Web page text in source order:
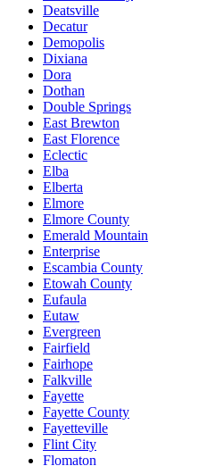
Deatsville
Decatur
Demopolis
Dixiana
Dora
Dothan
Double Springs
East Brewton
East Florence
Eclectic
Elba
Elberta
Elmore
Elmore County
Emerald Mountain
Enterprise
Escambia County
Etowah County
Eufaula
Eutaw
Evergreen
Fairfield
Fairhope
Falkville
Fayette
Fayette County
Fayetteville
Flint City
Flomaton